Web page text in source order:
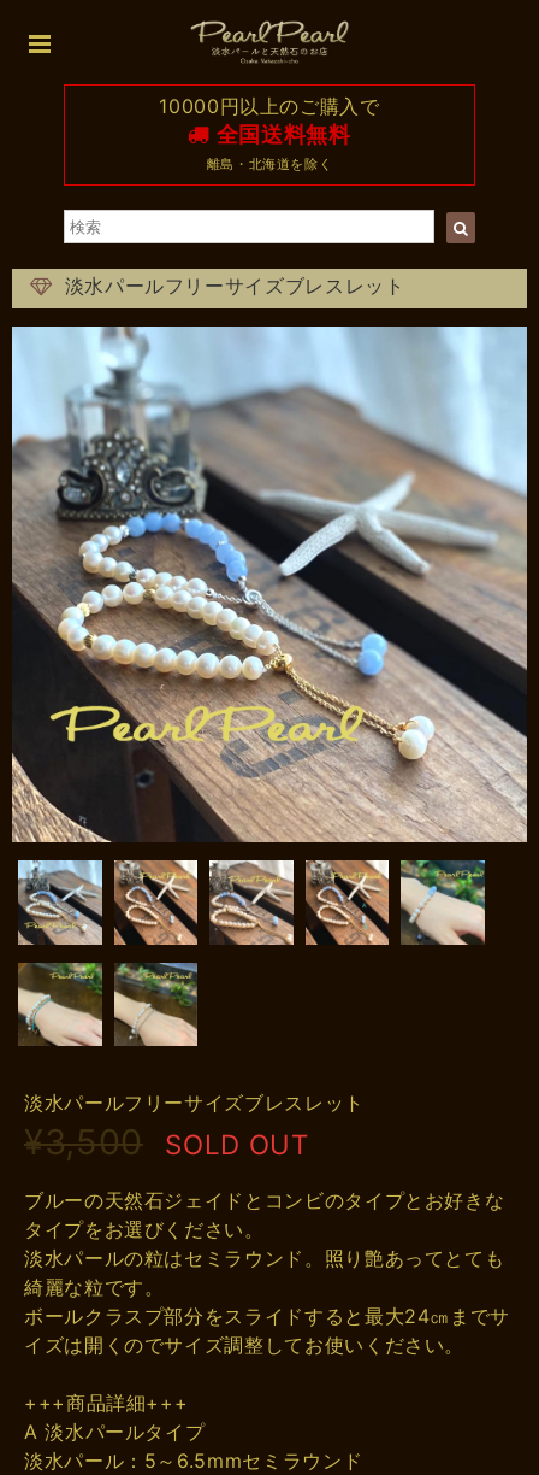
10000円以上のご購入で
全国送料無料
離島・北海道を除く
淡水パールフリーサイズブレスレット
淡水パールフリーサイズブレスレット
¥3,500 SOLD OUT
ブルーの天然石ジェイドとコンビのタイプとお好きな
タイプをお選びください。
淡水パールの粒はセミラウンド。照り艶あってとても
綺麗な粒です。
ボールクラスプ部分をスライドすると最大24㎝までサ
イズは開くのでサイズ調整してお使いください。
+++商品詳細+++
A 淡水パールタイプ
淡水パール：5～6.5mmセミラウンド